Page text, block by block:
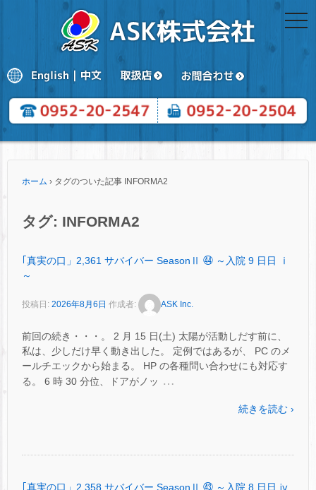
ホーム › タグのついた記事 INFORMA2
タグ: INFORMA2
｢真実の口」2,361 サバイバー SeasonⅡ ㊹ ～入院 9 日日 ⅰ
～
投稿日: 2026年8月6日 作成者: ASK Inc.
前回の続き・・・。 2 月 15 日(土) 太陽が活動しだす前に、
私は、少しだけ早く動き出した。 定例ではあるが、 PC のメ
ールチエックから始まる。 HP の各種問い合わせにも対応す
る。 6 時 30 分位、ドアがノッ …
続きを読む ›
｢真実の口」2,358 サバイバー SeasonⅡ ㊸ ～入院 8 日日 ⅳ